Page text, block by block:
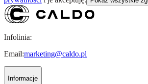
Infolinia:
Email:marketing@caldo.pl
Informacje